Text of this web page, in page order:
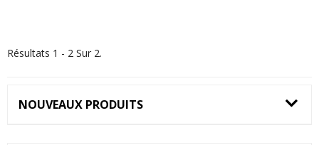
Résultats 1 - 2 Sur 2.
NOUVEAUX PRODUITS